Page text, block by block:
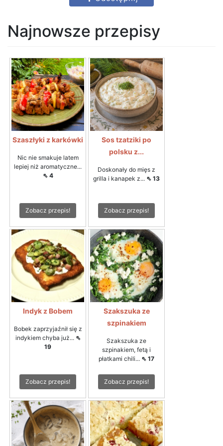
Najnowsze przepisy
Szaszłyki z karkówki
Nic nie smakuje latem
lepiej niż aromatyczne...
⇖ 4
Zobacz przepis!
Sos tzatziki po
polsku z...
Doskonały do mięs z
grilla i kanapek z... ⇖ 13
Zobacz przepis!
Indyk z Bobem
Bobek zaprzyjaźnił się z
indykiem chyba już... ⇖
19
Zobacz przepis!
Szakszuka ze
szpinakiem
Szakszuka ze
szpinakiem, fetą i
płatkami chili... ⇖ 17
Zobacz przepis!